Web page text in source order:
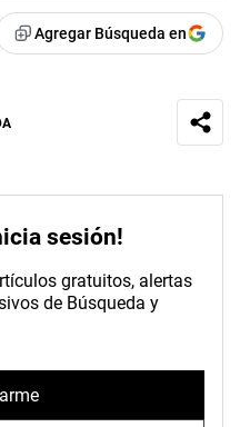
Agregar Búsqueda en
sesión!
gratuitos, alertas
de Búsqueda y